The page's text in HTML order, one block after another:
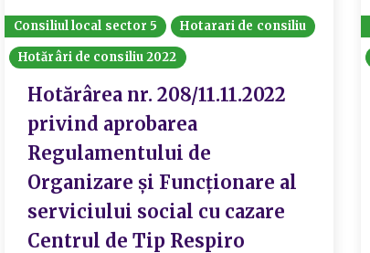
Consiliul local sector 5
Hotarari de consiliu
Hotărâri de consiliu 2022
Hotărârea nr. 208/11.11.2022
privind aprobarea
Regulamentului de
Organizare și Funcționare al
serviciului social cu cazare
Centrul de Tip Respiro